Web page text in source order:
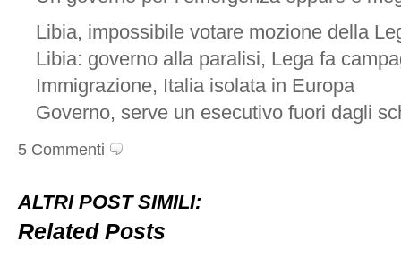
Libia, impossibile votare mozione della
Libia: governo alla paralisi, Lega fa
Immigrazione, Italia isolata in Europa
Governo, serve un esecutivo fuori dagli
5 Commenti
ALTRI POST SIMILI:
Related Posts